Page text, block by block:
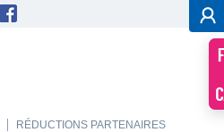
RÉDUCTIONS PARTENAIRES